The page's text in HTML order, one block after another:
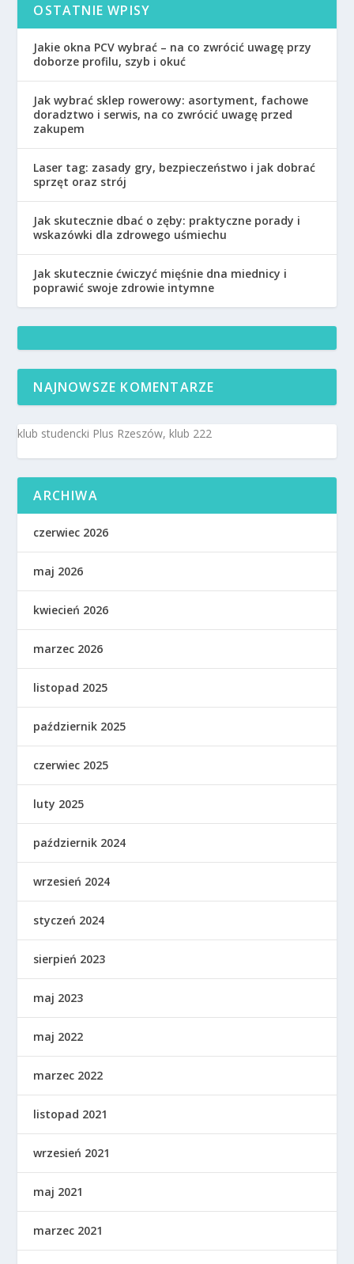
OSTATNIE WPISY
Jakie okna PCV wybrać – na co zwrócić uwagę przy
doborze profilu, szyb i okuć
Jak wybrać sklep rowerowy: asortyment, fachowe
doradztwo i serwis, na co zwrócić uwagę przed
zakupem
Laser tag: zasady gry, bezpieczeństwo i jak dobrać
sprzęt oraz strój
Jak skutecznie dbać o zęby: praktyczne porady i
wskazówki dla zdrowego uśmiechu
Jak skutecznie ćwiczyć mięśnie dna miednicy i
poprawić swoje zdrowie intymne
NAJNOWSZE KOMENTARZE
klub studencki Plus Rzeszów, klub 222
ARCHIWA
czerwiec 2026
maj 2026
kwiecień 2026
marzec 2026
listopad 2025
październik 2025
czerwiec 2025
luty 2025
październik 2024
wrzesień 2024
styczeń 2024
sierpień 2023
maj 2023
maj 2022
marzec 2022
listopad 2021
wrzesień 2021
maj 2021
marzec 2021